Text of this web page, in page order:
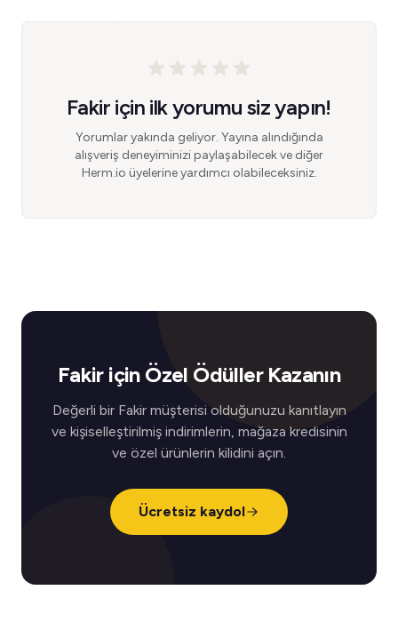
Fakir için ilk yorumu siz yapın!
Yorumlar yakında geliyor. Yayına alındığında
alışveriş deneyiminizi paylaşabilecek ve diğer
Herm.io üyelerine yardımcı olabileceksiniz.
Fakir için Özel Ödüller Kazanın
Değerli bir Fakir müşterisi olduğunuzu kanıtlayın
ve kişiselleştirilmiş indirimlerin, mağaza kredisinin
ve özel ürünlerin kilidini açın.
Ücretsiz kaydol